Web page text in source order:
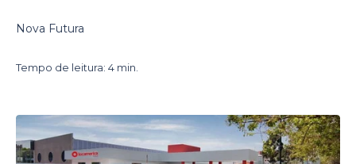
Nova Futura
Tempo de leitura: 4 min.